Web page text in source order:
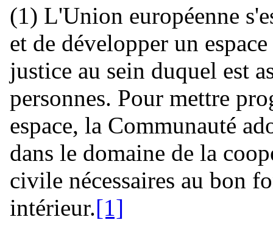
(1) L'Union européenne
et de développer un
justice au sein duquel est
personnes. Pour mettre
espace, la Communauté
dans le domaine de la
civile nécessaires au bon
intérieur.[1]